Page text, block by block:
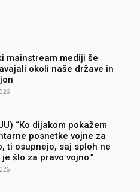
mainstream mediji še
okoli naše države in
“Ko dijakom pokažem
posnetke vojne za
ti osupnejo, saj sploh ne
šlo za pravo vojno.”